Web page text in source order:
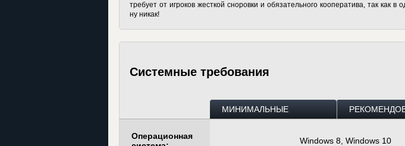
требует от игроков жесткой сноровки и обязательного кооператива, так как в
ну никак!
Системные требования
МИНИМАЛЬНЫЕ
Операционная
Windows 8, Windows 10